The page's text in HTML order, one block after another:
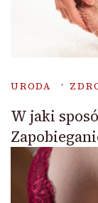
URODA
W jaki